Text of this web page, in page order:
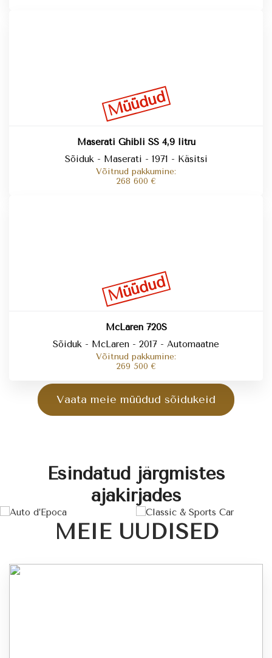
Müüdud
Maserati Ghibli SS 4,9 litru
Sõiduk - Maserati - 1971 - Käsitsi
Võitnud pakkumine:
268 600 €
Müüdud
McLaren 720S
Sõiduk - McLaren - 2017 - Automaatne
Võitnud pakkumine:
269 500 €
Vaata meie müüdud sõidukeid
Esindatud järgmistes
ajakirjades
MEIE UUDISED